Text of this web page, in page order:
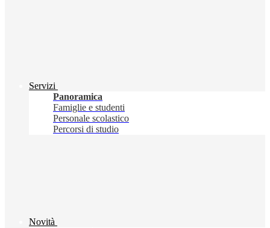
Servizi
Panoramica
Famiglie e studenti
Personale scolastico
Percorsi di studio
Novità